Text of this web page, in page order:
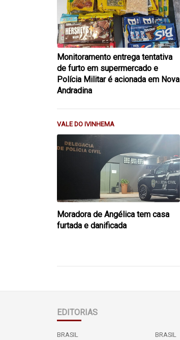
Monitoramento entrega tentativa
de furto em supermercado e
Polícia Militar é acionada em Nova
Andradina
VALE DO IVINHEMA
Moradora de Angélica tem casa
furtada e danificada
EDITORIAS
BRASIL BRASIL